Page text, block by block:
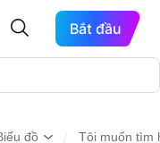
Bắt đầu
đồ Tôi muốn tìm